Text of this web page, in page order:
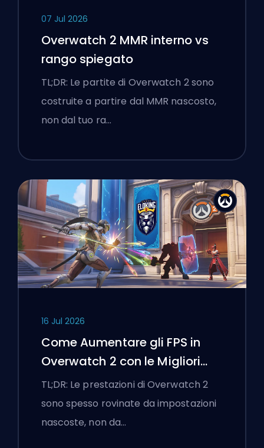
07 Jul 2026
Overwatch 2 MMR interno vs
rango spiegato
TL;DR: Le partite di Overwatch 2 sono
costruite a partire dal MMR nascosto,
non dal tuo ra…
16 Jul 2026
Come Aumentare gli FPS in
Overwatch 2 con le Migliori
Impostazioni
TL;DR: Le prestazioni di Overwatch 2
sono spesso rovinate da impostazioni
nascoste, non da…